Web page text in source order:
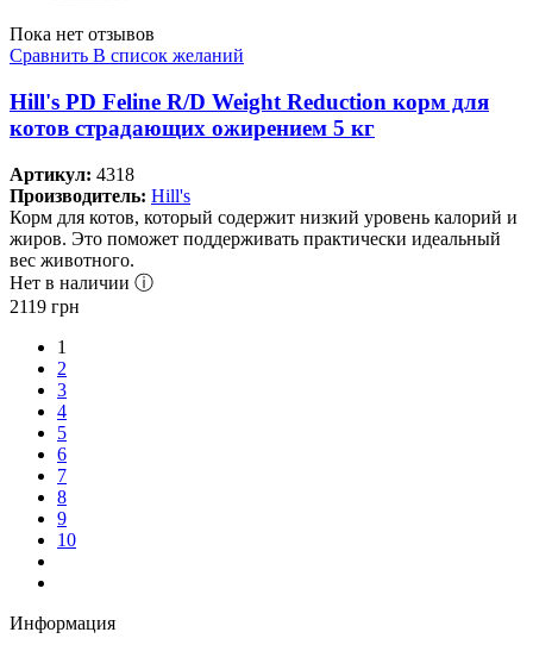
Пока нет отзывов
Сравнить В список желаний
Hill's PD Feline R/D Weight Reduction корм для
котов страдающих ожирением 5 кг
Артикул: 4318
Производитель: Hill's
Корм для котов, который содержит низкий уровень калорий и
жиров. Это поможет поддерживать практически идеальный
вес животного.
Нет в наличии ⓘ
2119 грн
1
2
3
4
5
6
7
8
9
10
Информация